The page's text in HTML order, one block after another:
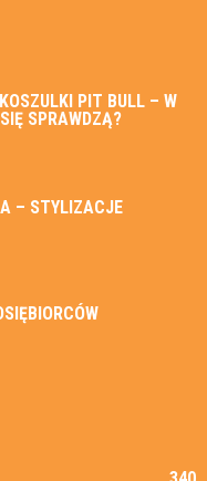
PIT BULL – W
SPRAWDZĄ?
– STYLIZACJE